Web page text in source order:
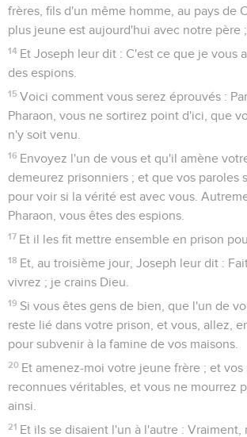
frères, fils d'un même homme, au pays de
plus jeune est aujourd'hui avec notre père
14 Et Joseph leur dit : C'est ce que je vous
des espions.
15 Voici comment vous serez éprouvés :
Pharaon, vous ne sortirez point d'ici, que
n'y soit venu.
16 Envoyez l'un de vous et qu'il amène
demeurez prisonniers ; et que vos paroles
pour voir si la vérité est avec vous.
Pharaon, vous êtes des espions.
17 Et il les fit mettre ensemble en prison
18 Et, au troisième jour, Joseph leur dit :
vivrez ; je crains Dieu.
19 Si vous êtes gens de bien, que l'un de
reste lié dans votre prison, et vous, allez,
pour subvenir à la famine de vos maisons.
20 Et amenez-moi votre jeune frère ; et vos
reconnues véritables, et vous ne mourrez
ainsi.
21 Et ils se disaient l'un à l'autre : Vraiment,